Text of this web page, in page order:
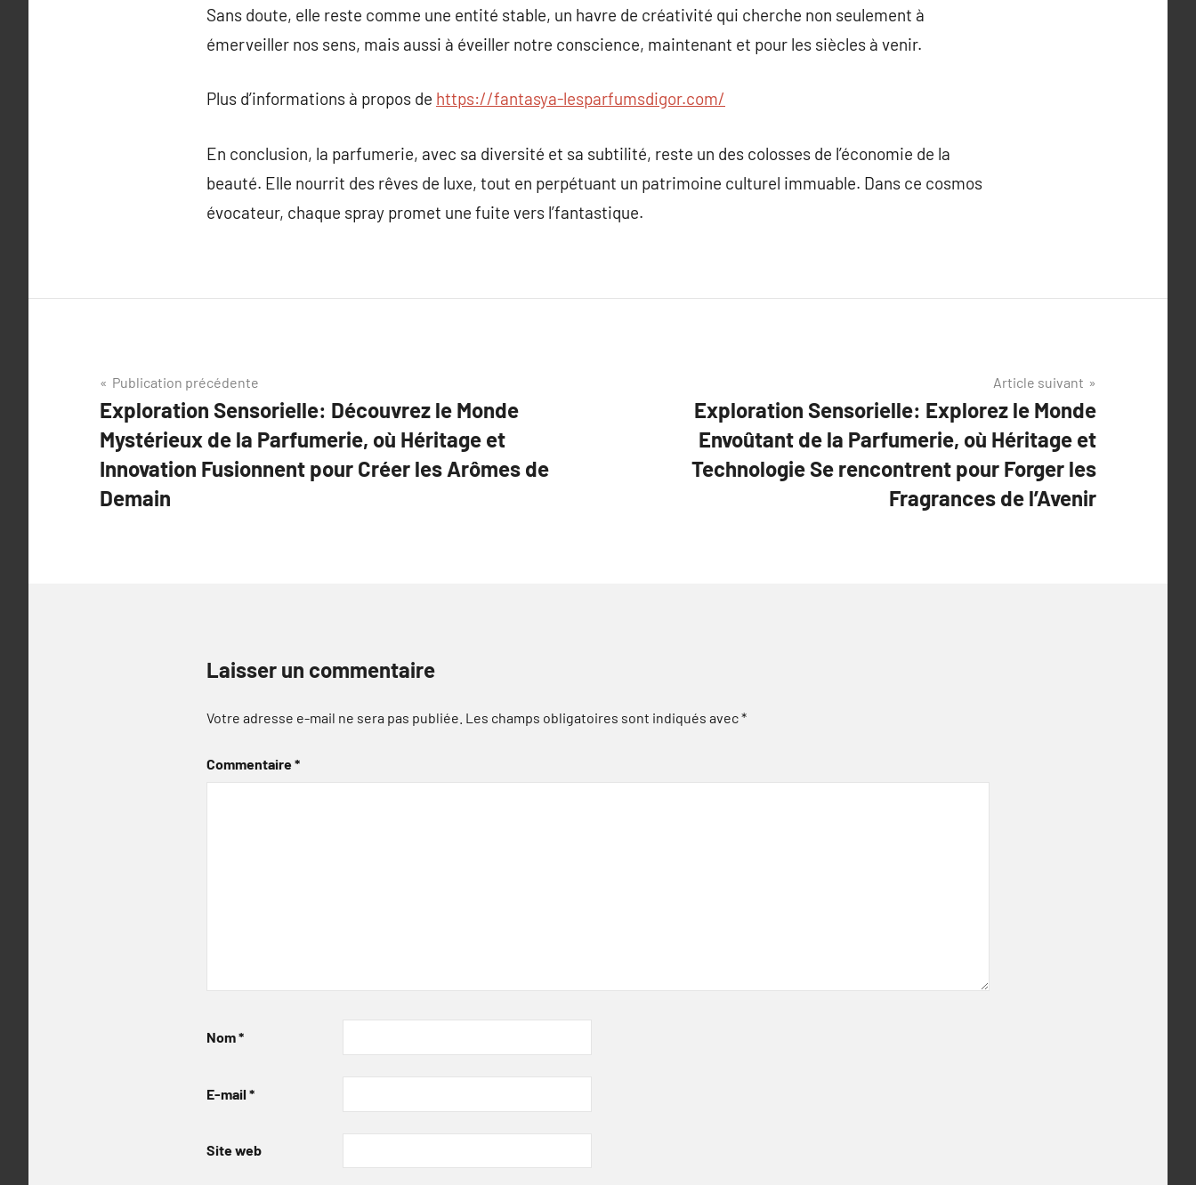
Sans doute, elle reste comme une entité stable, un havre de créativité qui cherche non seulement à
émerveiller nos sens, mais aussi à éveiller notre conscience, maintenant et pour les siècles à venir.
Plus d’informations à propos de https://fantasya-lesparfumsdigor.com/
En conclusion, la parfumerie, avec sa diversité et sa subtilité, reste un des colosses de l’économie de la
beauté. Elle nourrit des rêves de luxe, tout en perpétuant un patrimoine culturel immuable. Dans ce cosmos
évocateur, chaque spray promet une fuite vers l’fantastique.
Navigation
de
l’article
Publication précédente
Exploration Sensorielle: Découvrez le Monde
Mystérieux de la Parfumerie, où Héritage et
Innovation Fusionnent pour Créer les Arômes de
Demain
Article suivant
Exploration Sensorielle: Explorez le Monde
Envoûtant de la Parfumerie, où Héritage et
Technologie Se rencontrent pour Forger les
Fragrances de l’Avenir
Laisser un commentaire
Votre adresse e-mail ne sera pas publiée. Les champs obligatoires sont indiqués avec*
Commentaire*
Nom*
E-mail *
Site web